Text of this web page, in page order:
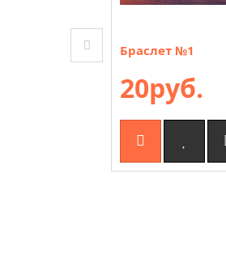
Браслет №1
20руб.